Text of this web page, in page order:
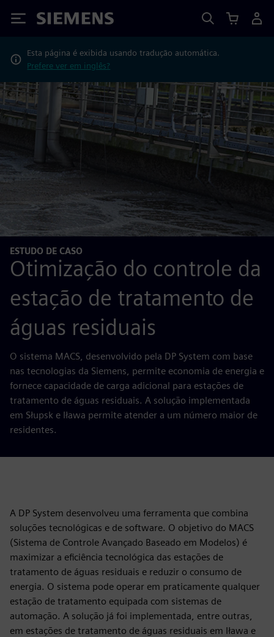
Siemens
Esta página é exibida usando tradução automática.
Prefere ver em inglês?
ESTUDO DE CASO
Otimização do controle da
estação de tratamento de
águas residuais
O sistema MACS, desenvolvido pela DP System com base
nas tecnologias da Siemens, permite economia de energia e
fornece capacidade de carga adicional para estações de
tratamento de águas residuais. A solução implementada
em Słupsk e Iława permite atender a um número maior de
residentes.
A DP System desenvolveu uma ferramenta que combina
soluções tecnológicas e de software. O objetivo do MACS
(Sistema de Controle Avançado Baseado em Modelos) é
maximizar a eficiência tecnológica das estações de
tratamento de águas residuais e reduzir o consumo de
energia. O sistema pode operar em praticamente qualquer
estação de tratamento equipada com sistemas de
automação. A solução já foi implementada, entre outras,
em estações de tratamento de águas residuais em Iława e